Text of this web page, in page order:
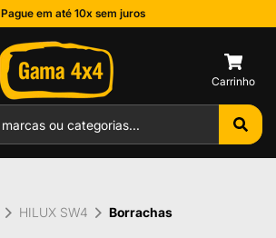
Pague em até 10x sem juros
HILUX SW4 Borrachas